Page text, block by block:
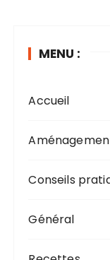
MENU :
Accueil
Conseils
Général